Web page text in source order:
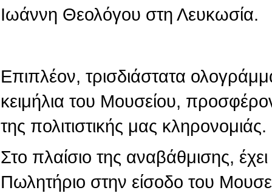
Ιωάννη Θεολόγου στη Λευκωσία.
Επιπλέον, τρισδιάστατα
κειμήλια του Μουσείου,
της πολιτιστικής μας κληρονομιάς.
Στο πλαίσιο της αναβάθμισης,
Πωλητήριο στην είσοδο του